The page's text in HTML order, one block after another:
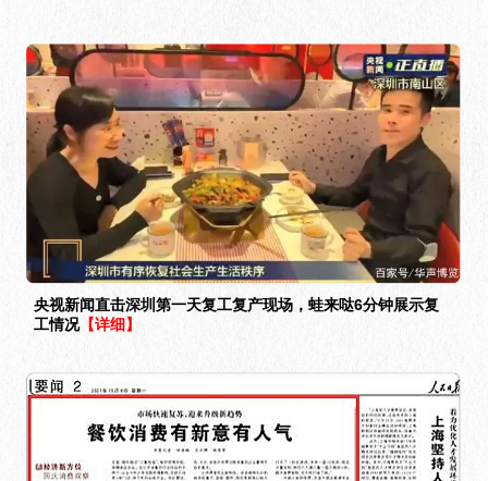
央视新闻直击深圳第一天复工复产现场，蛙来哒6分钟展示复
工情况【详细】